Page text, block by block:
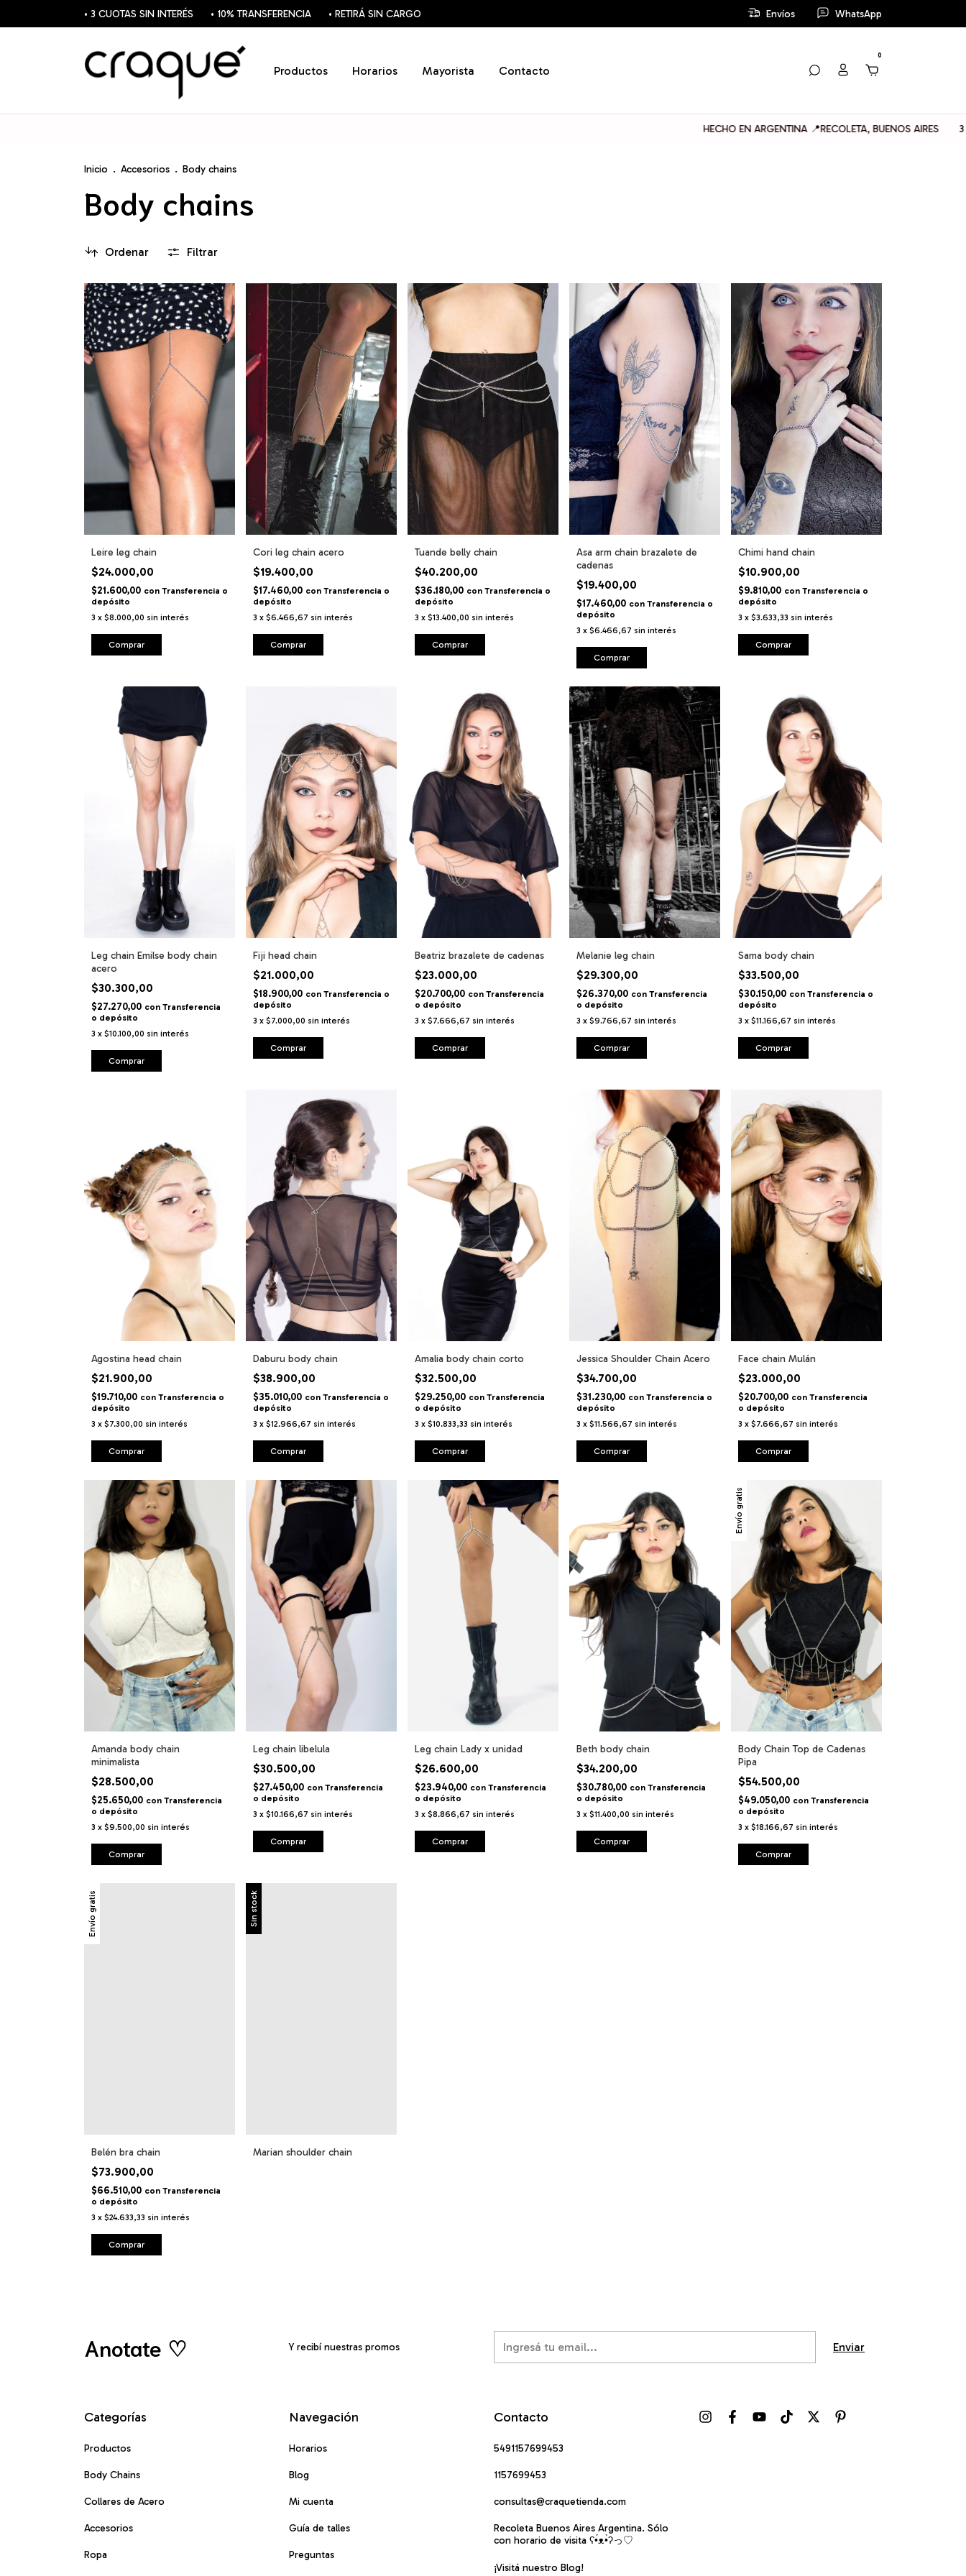
• 3 CUOTAS SIN INTERÉS • 10% TRANSFERENCIA • RETIRÁ SIN CARGO Envíos WhatsApp
Productos Horarios Mayorista Contacto
0
HECHO EN ARGENTINA 📍RECOLETA, BUENOS AIRES 3 CUOTAS SIN
Inicio . Accesorios . Body chains
Body chains
Ordenar Filtrar
Leire leg chain
$24.000,00
$21.600,00 con Transferencia o
depósito
3 x $8.000,00 sin interés
Comprar
Cori leg chain acero
$19.400,00
$17.460,00 con Transferencia o
depósito
3 x $6.466,67 sin interés
Comprar
Tuande belly chain
$40.200,00
$36.180,00 con Transferencia o
depósito
3 x $13.400,00 sin interés
Comprar
Asa arm chain brazalete de
cadenas
$19.400,00
$17.460,00 con Transferencia o
depósito
3 x $6.466,67 sin interés
Comprar
Chimi hand chain
$10.900,00
$9.810,00 con Transferencia o
depósito
3 x $3.633,33 sin interés
Comprar
Leg chain Emilse body chain
acero
$30.300,00
$27.270,00 con Transferencia
o depósito
3 x $10.100,00 sin interés
Comprar
Fiji head chain
$21.000,00
$18.900,00 con Transferencia o
depósito
3 x $7.000,00 sin interés
Comprar
Beatriz brazalete de cadenas
$23.000,00
$20.700,00 con Transferencia
o depósito
3 x $7.666,67 sin interés
Comprar
Melanie leg chain
$29.300,00
$26.370,00 con Transferencia
o depósito
3 x $9.766,67 sin interés
Comprar
Sama body chain
$33.500,00
$30.150,00 con Transferencia o
depósito
3 x $11.166,67 sin interés
Comprar
Agostina head chain
$21.900,00
$19.710,00 con Transferencia o
depósito
3 x $7.300,00 sin interés
Comprar
Daburu body chain
$38.900,00
$35.010,00 con Transferencia o
depósito
3 x $12.966,67 sin interés
Comprar
Amalia body chain corto
$32.500,00
$29.250,00 con Transferencia
o depósito
3 x $10.833,33 sin interés
Comprar
Jessica Shoulder Chain Acero
$34.700,00
$31.230,00 con Transferencia o
depósito
3 x $11.566,67 sin interés
Comprar
Face chain Mulán
$23.000,00
$20.700,00 con Transferencia
o depósito
3 x $7.666,67 sin interés
Comprar
Amanda body chain
minimalista
$28.500,00
$25.650,00 con Transferencia
o depósito
3 x $9.500,00 sin interés
Comprar
Leg chain libelula
$30.500,00
$27.450,00 con Transferencia
o depósito
3 x $10.166,67 sin interés
Comprar
Leg chain Lady x unidad
$26.600,00
$23.940,00 con Transferencia
o depósito
3 x $8.866,67 sin interés
Comprar
Beth body chain
$34.200,00
$30.780,00 con Transferencia
o depósito
3 x $11.400,00 sin interés
Comprar
Envío gratis
Body Chain Top de Cadenas
Pipa
$54.500,00
$49.050,00 con Transferencia
o depósito
3 x $18.166,67 sin interés
Comprar
Envío gratis
Belén bra chain
$73.900,00
$66.510,00 con Transferencia
o depósito
3 x $24.633,33 sin interés
Comprar
Sin stock
Marian shoulder chain
Anotate ♡ Y recibí nuestras promos
Categorías
Productos
Body Chains
Collares de Acero
Accesorios
Ropa
Navegación
Horarios
Blog
Mi cuenta
Guía de talles
Preguntas
Contacto
5491157699453
1157699453
consultas@craquetienda.com
Recoleta Buenos Aires Argentina. Sólo
con horario de visita ʕ•́ᴥ•̀ʔっ♡
¡Visitá nuestro Blog!